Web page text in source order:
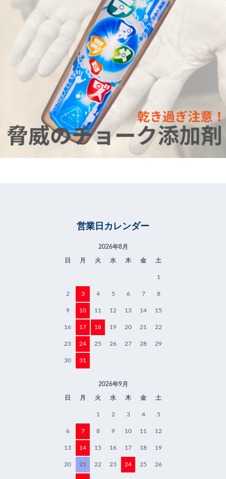
営業日カレンダー
2026年8月
日 月 火 水 木 金 土
1
2 3 4 5 6 7 8
9 10 11 12 13 14 15
16 17 18 19 20 21 22
23 24 25 26 27 28 29
30 31
2026年9月
日 月 火 水 木 金 土
1 2 3 4 5
6 7 8 9 10 11 12
13 14 15 16 17 18 19
20 21 22 23 24 25 26